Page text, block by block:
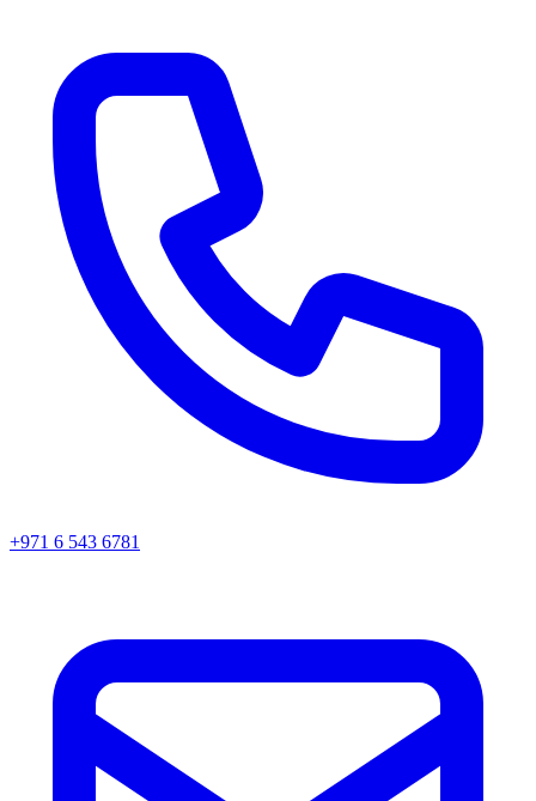
+971 6 543 6781